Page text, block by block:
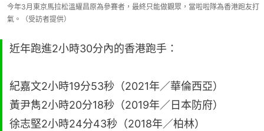
今年3月東京馬拉松溫耀昌原為參賽者，最終只能做觀眾，當啦啦隊為香港跑友打
氣。（受訪者提供）
近年跑進2小時30分內的香港跑手：
紀嘉文2小時19分53秒（2021年／華倫西亞）
黃尹雋2小時20分18秒（2019年／日本防府）
徐志堅2小時24分43秒（2018年／柏林）